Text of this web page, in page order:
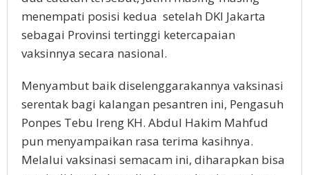
menempati posisi kedua setelah DKI Jakarta
sebagai Provinsi tertinggi ketercapaian
vaksinnya secara nasional.
Menyambut baik diselenggarakannya vaksinasi
serentak bagi kalangan pesantren ini, Pengasuh
Ponpes Tebu Ireng KH. Abdul Hakim Mahfud
pun menyampaikan rasa terima kasihnya.
Melalui vaksinasi semacam ini, diharapkan bisa